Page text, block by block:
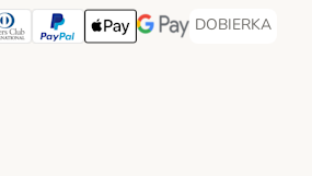
MethodPayment Method
Club Payment Method
PayPal Payment Method
Apple Pay Payment Method
Google Pay Payment
DOBIERKA
DOBIERKA
Method